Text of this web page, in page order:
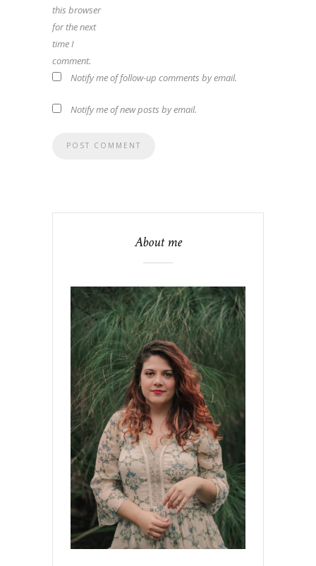
this browser
for the next
time I
comment.
Notify me of follow-up comments by email.
Notify me of new posts by email.
About me